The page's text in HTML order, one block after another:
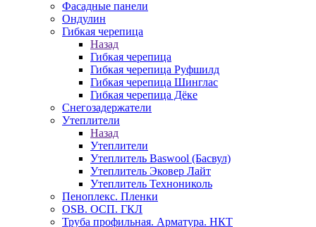
Фасадные панели
Ондулин
Гибкая черепица
Назад
Гибкая черепица
Гибкая черепица Руфшилд
Гибкая черепица Шинглас
Гибкая черепица Дёке
Снегозадержатели
Утеплители
Назад
Утеплители
Утеплитель Baswool (Басвул)
Утеплитель Эковер Лайт
Утеплитель Технониколь
Пеноплекс. Пленки
OSB. ОСП. ГКЛ
Труба профильная. Арматура. НКТ